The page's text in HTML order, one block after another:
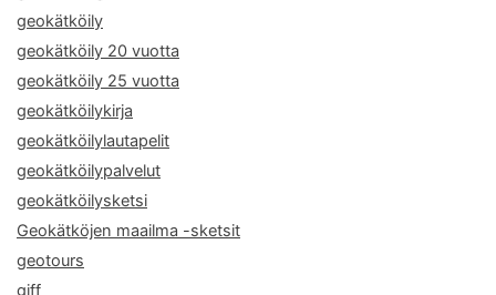
geokätköily
geokätköily 20 vuotta
geokätköily 25 vuotta
geokätköilykirja
geokätköilylautapelit
geokätköilypalvelut
geokätköilysketsi
Geokätköjen maailma -sketsit
geotours
giff